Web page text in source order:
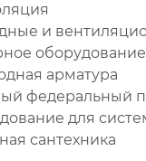
и
оборудование
арматура
федеральный
для
сантехника